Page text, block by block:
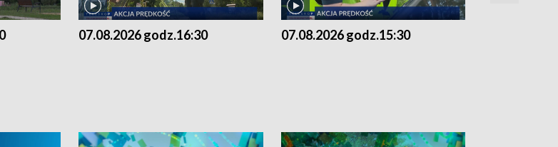
07.08.2026 godz.16:30 07.08.2026 godz.15:30